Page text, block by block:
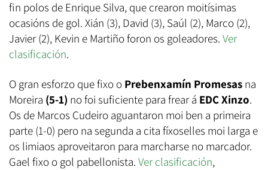
fin polos de Enrique Silva, que crearon moitísimas
ocasións de gol. Xián (3), David (3), Saúl (2), Marco (2),
Javier (2), Kevin e Martiño foron os goleadores. Ver
clasificación.
O gran esforzo que fixo o Prebenxamín Promesas na
Moreira (5-1) no foi suficiente para frear á EDC Xinzo.
Os de Marcos Cudeiro aguantaron moi ben a primeira
parte (1-0) pero na segunda a cita fíxoselles moi larga e
os limiaos aproveitaron para marcharse no marcador.
Gael fixo o gol pabellonista. Ver clasificación,